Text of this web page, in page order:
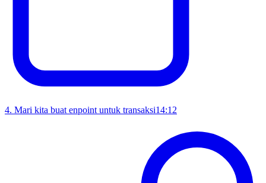
4. Mari kita buat enpoint untuk transaksi14:12